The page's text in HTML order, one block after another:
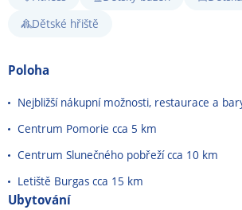
Dětské hřiště
Poloha
Nejbližší nákupní možnosti, restaurace a
Centrum Pomorie cca 5 km
Centrum Slunečného pobřeží cca 10 km
Letiště Burgas cca 15 km
Ubytování